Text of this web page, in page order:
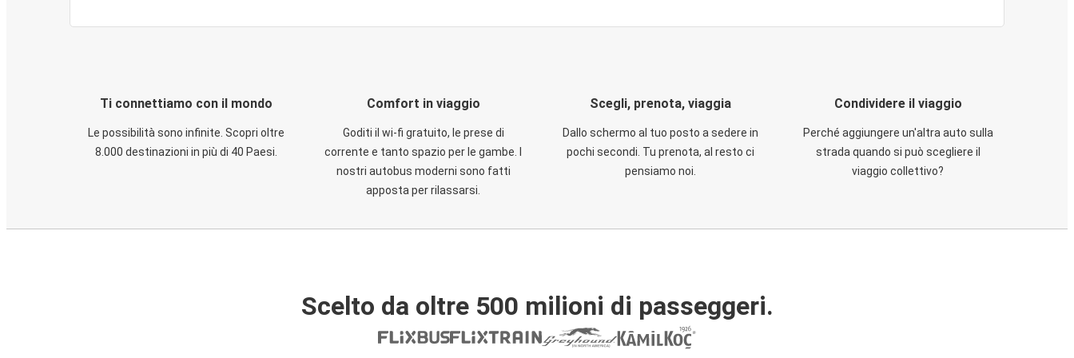
Ti connettiamo con il mondo
Le possibilità sono infinite. Scopri oltre
8.000 destinazioni in più di 40 Paesi.
Comfort in viaggio
Goditi il wi-fi gratuito, le prese di
corrente e tanto spazio per le gambe. I
nostri autobus moderni sono fatti
apposta per rilassarsi.
Scegli, prenota, viaggia
Dallo schermo al tuo posto a sedere in
pochi secondi. Tu prenota, al resto ci
pensiamo noi.
Condividere il viaggio
Perché aggiungere un'altra auto sulla
strada quando si può scegliere il
viaggio collettivo?
Scelto da oltre 500 milioni di passeggeri.